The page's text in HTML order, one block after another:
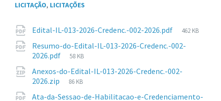
LICITAÇÃO, LICITAÇÕES
Anexos
Edital-IL-013-2026-Credenc.-002-2026.pdf
Tamanho
arquivo:
462 KB
Resumo-do-Edital-IL-013-2026-Credenc.-002-
2026.pdf
Tamanho
arquivo:
58 KB
Anexos-do-Edital-IL-013-2026-Credenc.-002-
2026.zip
Tamanho
86 KB
Ata-da-Sessao-de-Habilitacao-e-Credenciamento-